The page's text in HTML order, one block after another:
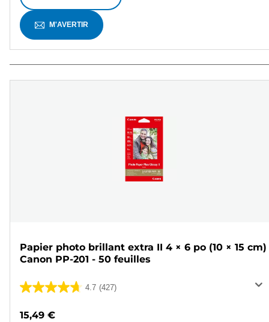
M'AVERTIR
Papier photo brillant extra II 4 × 6 po (10 × 15 cm)
Canon PP-201 - 50 feuilles
4.7 (427)
4.7
15,49 €